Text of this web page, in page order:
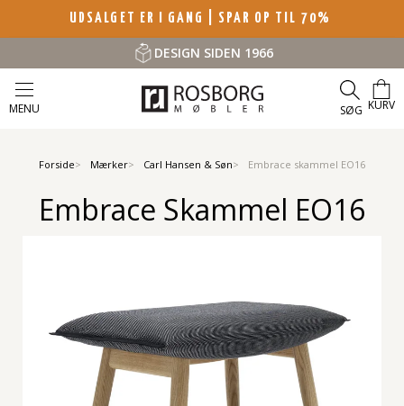
UDSALGET ER I GANG | SPAR OP TIL 70%
DESIGN SIDEN 1966
MENU SØG KURV
Forside Mærker Carl Hansen & Søn Embrace skammel EO16
Embrace Skammel EO16